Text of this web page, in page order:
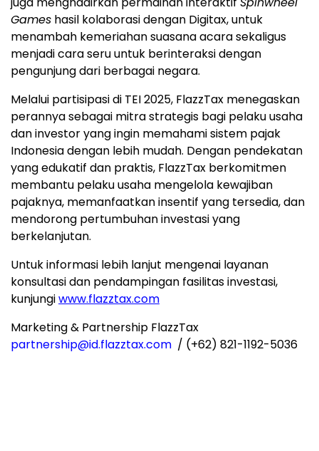
Games hasil kolaborasi dengan Digitax, untuk
menambah kemeriahan suasana acara sekaligus
menjadi cara seru untuk berinteraksi dengan
pengunjung dari berbagai negara.
Melalui partisipasi di TEI 2025, FlazzTax menegaskan
perannya sebagai mitra strategis bagi pelaku usaha
dan investor yang ingin memahami sistem pajak
Indonesiadengan lebih mudah. Dengan pendekatan
yang edukatif dan praktis, FlazzTax berkomitmen
membantu pelaku usaha mengelola kewajiban
pajaknya, memanfaatkan insentif yang tersedia, dan
mendorong pertumbuhan investasi yang
berkelanjutan.
Untuk informasi lebih lanjut mengenai layanan
konsultasi dan pendampingan fasilitas investasi,
kunjungiwww.flazztax.com
Marketing & Partnership FlazzTax
partnership@id.flazztax.com / (+62) 821-1192-5036